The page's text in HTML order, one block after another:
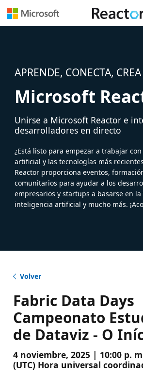
APRENDE, CONECTA, CREA
Microsoft
Unirse a Microsoft Reactor e
desarrolladores en directo
¿Está listo para empezar a trabajar
artificial y las tecnologías más
Reactor proporciona eventos,
comunitarios para ayudar a los
empresarios y startups a basarse en
inteligencia artificial y mucho más.
Volver
Fabric Data Days
Campeonato
de Dataviz - O
4 noviembre, 2025 | 10:00 p.
(UTC) Hora universal